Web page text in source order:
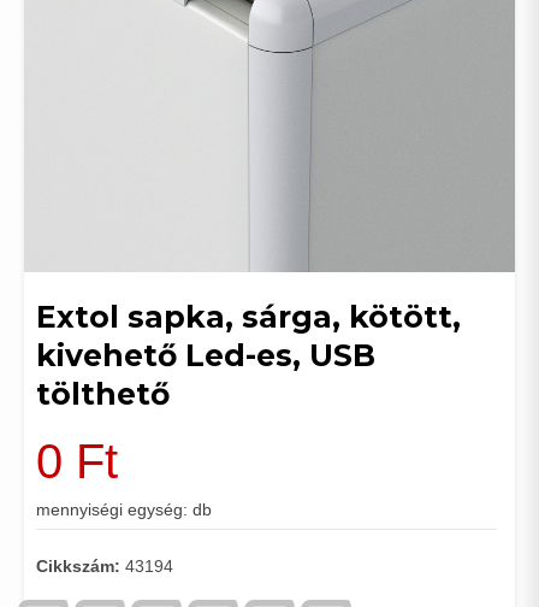
Extol sapka, sárga, kötött,
kivehető Led-es, USB
tölthető
0 Ft
mennyiségi egység: db
Cikkszám: 43194